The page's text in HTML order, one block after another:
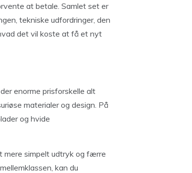
at betale. Samlet set er
tekniske udfordringer, den
det vil koste at få et nyt
enorme prisforskelle alt
materialer og design. På
og hvide
mere simpelt udtryk og færre
kan du